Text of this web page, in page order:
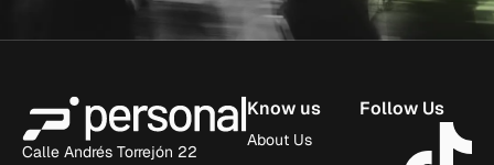
Calle Andrés Torrejón 22
Know us
About Us
Follow Us